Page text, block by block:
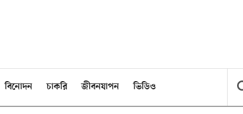
বিনোদন চাকরি জীবনযাপন ভিডিও